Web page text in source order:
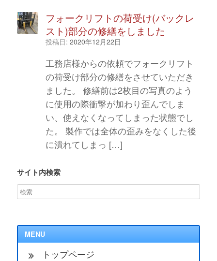
フォークリフトの荷受け(バックレ
スト)部分の修繕をしました
投稿日: 2020年12月22日
工務店様からの依頼でフォークリフト
の荷受け部分の修繕をさせていただき
ました。 修繕前は2枚目の写真のよう
に使用の際衝撃が加わり歪んでしま
い、使えなくなってしまった状態でし
た。 製作では全体の歪みをなくした後
に潰れてしまっ […]
サイト内検索
MENU
トップページ